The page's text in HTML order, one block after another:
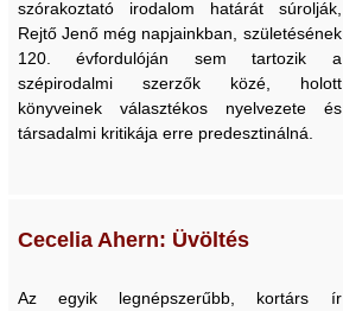
szórakoztató irodalom határát súrolják,
Rejtő Jenő még napjainkban, születésének
120. évfordulóján sem tartozik a
szépirodalmi szerzők közé, holott
könyveinek választékos nyelvezete és
társadalmi kritikája erre predesztinálná.
Cecelia Ahern: Üvöltés
Az egyik legnépszerűbb, kortárs ír